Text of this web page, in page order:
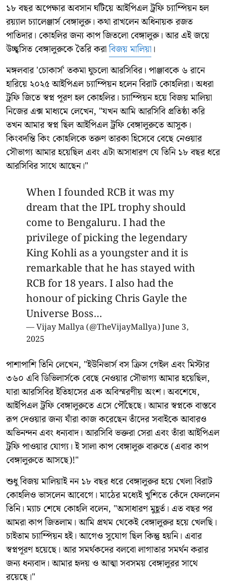
১৮ বছর অপেক্ষার অবসান ঘটিয়ে আইপিএল ট্রফি চ্যাম্পিয়ন হল
রয়্যাল চ্যালেঞ্জার্স বেঙ্গালুরু। কথা রাখলেন অধিনায়ক রজত
পাতিদার। কোহলির জন্য কাপ জিতলো বেঙ্গালুরু। আর এই জয়ে
উচ্ছ্বসিত বেঙ্গালুরুকে তৈরি করাবিজয় মালিয়া।
মঙ্গলবার 'চোকার্স' তকমা ঘুচলো আরসিবির। পাঞ্জাবকে ৬ রানে
হারিয়ে ২০২৫ আইপিএল চ্যাম্পিয়ন হলেন বিরাট কোহলিরা। অধরা
ট্রফি জিতে স্বপ্ন পূরণ হল কোহলির। চ্যাম্পিয়ন হয়ে বিজয় মালিয়া
নিজের এক্স মাধ্যমে লেখেন, "যখন আমি আরসিবি প্রতিষ্ঠা করি
তখন আমার স্বপ্ন ছিল আইপিএল ট্রফি বেঙ্গালুরুতে আসুক।
কিংবদন্তি কিং কোহলিকে তরুণ তারকা হিসেবে বেছে নেওয়ার
সৌভাগ্য আমার হয়েছিল এবং এটা অসাধারণ যে তিনি ১৮ বছর ধরে
আরসিবির সাথে আছেন।"
When I founded RCB it was my
dream that the IPL trophy should
come to Bengaluru. I had the
privilege of picking the legendary
King Kohli as a youngster and it is
remarkable that he has stayed with
RCB for 18 years. I also had the
honour of picking Chris Gayle the
Universe Boss…
— Vijay Mallya (@TheVijayMallya)June 3,
2025
পাশাপাশি তিনি লেখেন, "ইউনিভার্স বস ক্রিস গেইল এবং মিস্টার
৩৬০ এবি ডিভিলার্সকে বেছে নেওয়ার সৌভাগ্য আমার হয়েছিল,
যারা আরসিবির ইতিহাসের এক অবিস্মরণীয় অংশ। অবশেষে,
আইপিএল ট্রফি বেঙ্গালুরুতে এসে পৌঁছেছে। আমার স্বপ্নকে বাস্তবে
রূপ দেওয়ার জন্য যাঁরা কাজ করেছেন তাঁদের সবাইকে আবারও
অভিনন্দন এবং ধন্যবাদ। আরসিবি ভক্তরা সেরা এবং তাঁরা আইপিএল
ট্রফি পাওয়ার যোগ্য। ই সালা কাপ বেঙ্গালুরু বারুতে (এবার কাপ
বেঙ্গালুরুতে আসছে)!"
শুধু বিজয় মালিয়াই নন ১৮ বছর ধরে বেঙ্গালুরুর হয়ে খেলা বিরাট
কোহলিও ভাসলেন আবেগে। মাঠের মধ্যেই খুশিতে কেঁদে ফেললেন
তিনি। ম্যাচ শেষে কোহলি বলেন, "অসাধারণ মুহূর্ত। এত বছর পর
আমরা কাপ জিতলাম। আমি প্রথম থেকেই বেঙ্গালুরুর হয়ে খেলছি।
চাইতাম চ্যাম্পিয়ন হই। আগেও সুযোগ ছিল কিন্তু হয়নি। এবার
স্বপ্নপূরণ হয়েছে। আর সমর্থকদের বলবো লাগাতার সমর্থন করার
জন্য ধন্যবাদ। আমার হৃদয় ও আত্মা সবসময় বেঙ্গালুরর সাথে
রয়েছে।"